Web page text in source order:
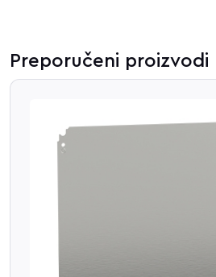
Preporučeni proizvodi